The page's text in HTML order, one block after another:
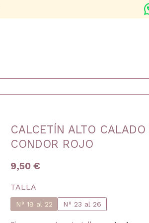
CALCETÍN ALTO
CONDOR ROJO
9,50 €
TALLA
Nº 19 al 22 Nº 23 al 26